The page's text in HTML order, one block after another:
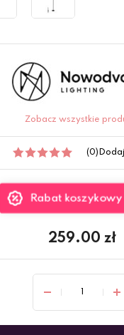
Zobacz wszystkie
(0)
Rabat koszykowy
259.00 zł